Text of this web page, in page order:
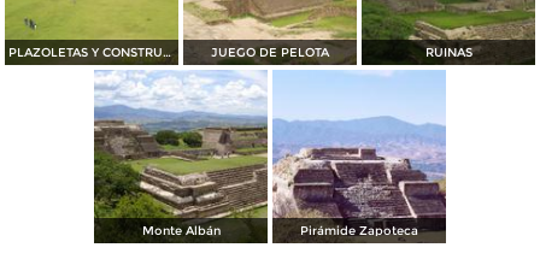
PLAZOLETAS Y CONSTRUCCIONES JUEGO DE PELOTA RUINAS
Monte Albán Pirámide Zapoteca